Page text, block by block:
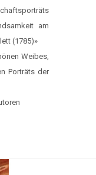
am
(1785)»
Weibes,
Porträts der